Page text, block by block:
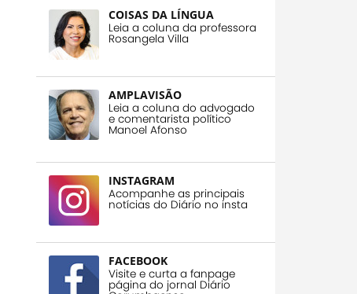
COISAS DA LÍNGUA
Leia a coluna da professora
Rosangela Villa
AMPLAVISÃO
Leia a coluna do advogado
e comentarista político
Manoel Afonso
INSTAGRAM
Acompanhe as principais
notícias do Diário no insta
FACEBOOK
Visite e curta a fanpage
página do jornal Diário